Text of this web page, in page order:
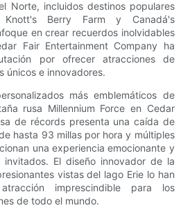
Norte, incluidos destinos populares
Berry Farm y Canadá's
en crear recuerdos inolvidables
Fair Entertainment Company ha
por ofrecer atracciones de
únicos e innovadores.
más emblemáticos de
rusa Millennium Force en Cedar
de récords presenta una caída de
hasta 93 millas por hora y múltiples
una experiencia emocionante y
invitados. El diseño innovador de la
vistas del lago Erie lo han
imprescindible para los
de todo el mundo.